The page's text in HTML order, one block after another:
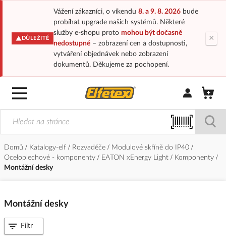
DŮLEŽITÉ
Vážení zákazníci, o víkendu 8. a 9. 8. 2026bude
probíhat upgrade našich systémů. Některé
služby e-shopu proto mohou být dočasně
nedostupné– zobrazení cen a dostupnosti,
vytváření objednávek nebo zobrazení
dokumentů. Děkujeme za pochopení.
×
Přihlásit/
Domů Katalogy-elf Rozvaděče
Modulové skříně do IP40
Oceloplechové - komponenty
EATON xEnergy Light
Komponenty
Montážní desky
Montážní desky
Filtr